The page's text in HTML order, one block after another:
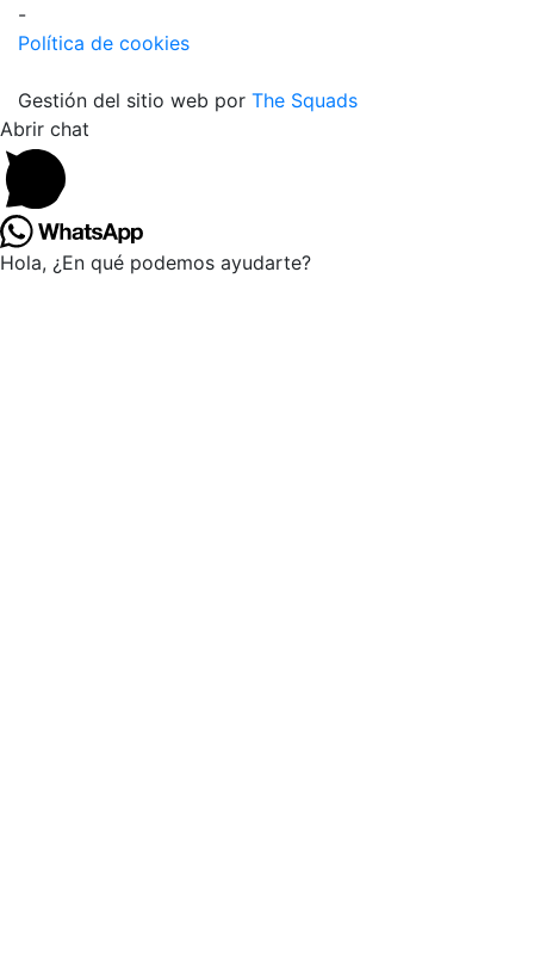
-
Política de cookies
Gestión del sitio web por The Squads
Abrir chat
Hola, ¿En qué podemos ayudarte?